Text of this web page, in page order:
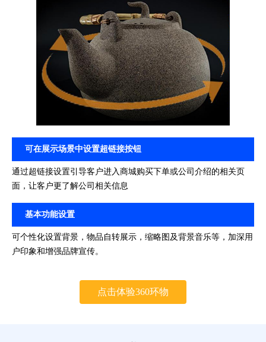
可在展示场景中设置超链接按钮
通过超链接设置引导客户进入商城购买下单或公司介绍的相关页
面，让客户更了解公司相关信息
基本功能设置
可个性化设置背景，物品自转展示，缩略图及背景音乐等，加深用
户印象和增强品牌宣传。
点击体验360环物